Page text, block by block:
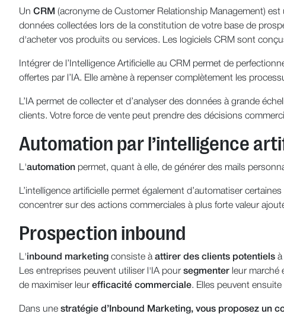
Un CRM (acronyme de Customer Relationship Management)
données collectées lors de la constitution de votre base de
d'acheter vos produits ou services. Les logiciels CRM sont
Intégrer de l’Intelligence Artificielle au CRM permet de
offertes par l’IA. Elle amène à repenser complètement les
L’IA permet de collecter et d’analyser des données à grande
clients. Votre force de vente peut prendre des décisions
Automation par l’intelligence
L'automation permet, quant à elle, de générer des mails
L’intelligence artificielle permet également d’automatiser
concentrer sur des actions commerciales à plus forte valeur
Prospection inbound
L'inbound marketing consiste à attirer des clients potentiels à
Les entreprises peuvent utiliser l'IA pour segmenter leur marché
de maximiser leur efficacité commerciale. Elles peuvent ensuite
Dans une stratégie d’Inbound Marketing, vous proposez un